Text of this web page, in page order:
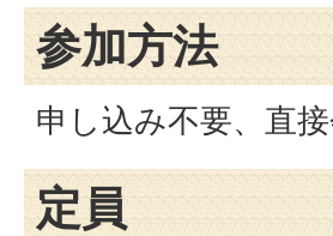
参加方法
申し込み不要、直
定員